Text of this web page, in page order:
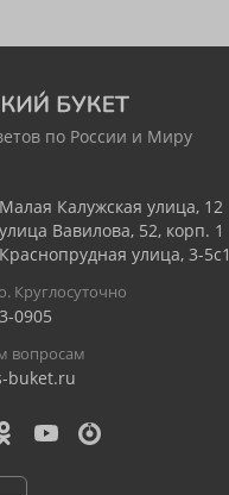
по России и Миру
Малая Калужская улица, 12
улица Вавилова, 52, корп. 1
Краснопрудная улица, 3-5с1
Круглосуточно
0905
вопросам
buket.ru